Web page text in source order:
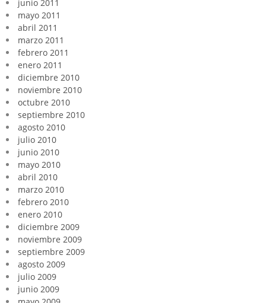
junio 2011
mayo 2011
abril 2011
marzo 2011
febrero 2011
enero 2011
diciembre 2010
noviembre 2010
octubre 2010
septiembre 2010
agosto 2010
julio 2010
junio 2010
mayo 2010
abril 2010
marzo 2010
febrero 2010
enero 2010
diciembre 2009
noviembre 2009
septiembre 2009
agosto 2009
julio 2009
junio 2009